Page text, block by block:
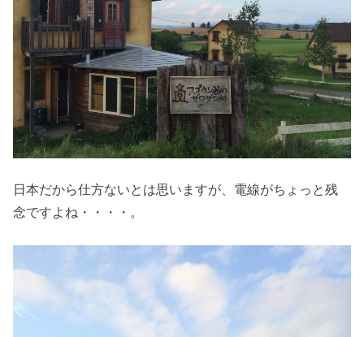
日本だから仕方ないとは思いますが、電線がちょっと残
念ですよね・・・・。